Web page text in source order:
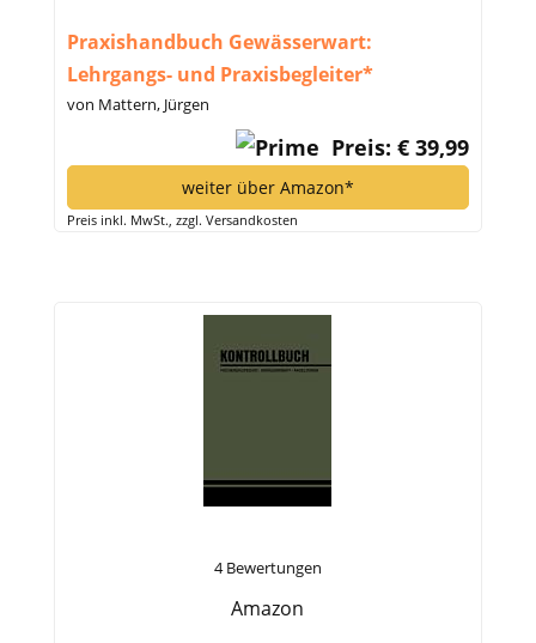
Praxishandbuch Gewässerwart:
Lehrgangs- und Praxisbegleiter*
von Mattern, Jürgen
Preis: € 39,99
weiter über Amazon*
Preis inkl. MwSt., zzgl. Versandkosten
4 Bewertungen
Amazon